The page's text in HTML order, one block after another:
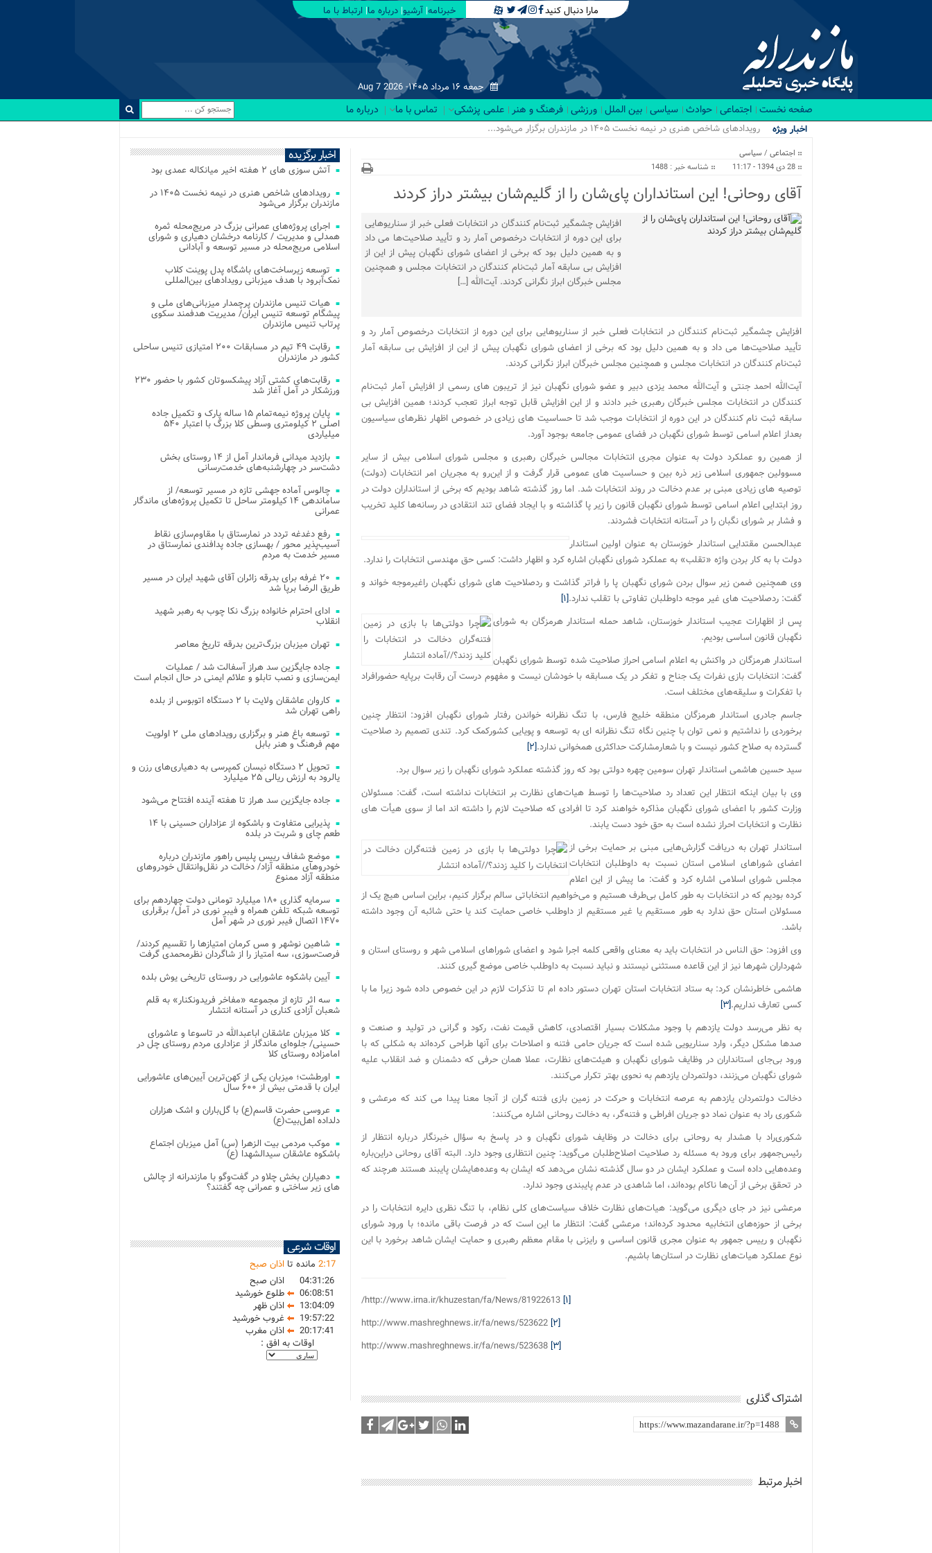
مارا دنبال کنید خبرنامه آرشیو درباره ما ارتباط با ما
جمعه ۱۶ مرداد ۱۴۰۵- Aug 7 2026
صفحه نخست اجتماعی حوادث سیاسی بین الملل ورزشی فرهنگ و هنر علمی پزشکی تماس با ما درباره ما
اخبار ویژه ا_
اجتماعی / سیاسی
28 دی 1394 - 11:17
شناسه خبر : 1488
آقای روحانی! این استانداران پای‌شان را از گلیم‌شان بیشتر دراز کردند
افزایش چشمگیر ثبت‌نام کنندگان در انتخابات فعلی خبر از سناریوهایی
برای این دوره از انتخابات درخصوص آمار رد و تأیید صلاحیت‌ها می داد
و به همین دلیل بود که برخی از اعضای شورای نگهبان پیش از این از
افزایش بی سابقه آمار ثبت‌نام کنندگان در انتخابات مجلس و همچنین
مجلس خبرگان ابراز نگرانی کردند. آیت‌الله […]
افزایش چشمگیر ثبت‌نام کنندگان در انتخابات فعلی خبر از سناریوهایی برای این دوره از انتخابات درخصوص آمار رد و
تأیید صلاحیت‌ها می داد و به همین دلیل بود که برخی از اعضای شورای نگهبان پیش از این از افزایش بی سابقه آمار
ثبت‌نام کنندگان در انتخابات مجلس و همچنین مجلس خبرگان ابراز نگرانی کردند.
آیت‌الله احمد جنتی و آیت‌الله محمد یزدی دبیر و عضو شورای نگهبان نیز از تریبون های رسمی از افزایش آمار ثبت‌نام
کنندگان در انتخابات مجلس خبرگان رهبری خبر دادند و از این افزایش قابل توجه ابراز تعجب کردند؛ همین افزایش بی
سابقه ثبت نام کنندگان در این دوره از انتخابات موجب شد تا حساسیت های زیادی در خصوص اظهار نظرهای سیاسیون
بعداز اعلام اسامی توسط شورای نگهبان در فضای عمومی جامعه بوجود آورد.
از همین رو عملکرد دولت به عنوان مجری انتخابات مجالس خبرگان رهبری و مجلس شورای اسلامی بیش از سایر
مسوولین جمهوری اسلامی زیر ذره بین و حساسیت های عمومی قرار گرفت و از این‌رو به مجریان امر انتخابات (دولت)
توصیه های زیادی مبنی بر عدم دخالت در روند انتخابات شد. اما روز گذشته شاهد بودیم که برخی از استانداران دولت در
روز ابتدایی اعلام اسامی توسط شورای نگهبان قانون را زیر پا گذاشته و با ایجاد فضای تند انتقادی در رسانه‌ها کلید تخریب
و فشار بر شورای نگبان را در آستانه انتخابات فشردند.
عبدالحسن مقتدایی استاندار خوزستان به عنوان اولین استاندار
دولت با به کار بردن واژه «تقلب» به عملکرد شورای نگهبان اشاره کرد و اظهار داشت: کسی حق مهندسی انتخابات را ندارد.
وی همچنین ضمن زیر سوال بردن شورای نگهبان پا را فراتر گذاشت و ردصلاحیت های شورای نگهبان راغیرموجه خواند و
گفت: ردصلاحیت های غیر موجه داوطلبان تفاوتی با تقلب ندارد.[۱]
پس از اظهارات عجیب استاندار خوزستان، شاهد حمله استاندار هرمزگان به شورای
نگهبان قانون اساسی بودیم.
استاندار هرمزگان در واکنش به اعلام اسامی احراز صلاحیت شده توسط شورای نگهبان
گفت: انتخابات بازی نفرات یک جناح و تفکر در یک مسابقه با خودشان نیست و مفهوم درست آن رقابت برپایه حضورافراد
با تفکرات و سلیقه‌های مختلف است.
جاسم جادری استاندار هرمزگان منطقه خلیج فارس، با تنگ نظرانه خواندن رفتار شورای نگهبان افزود: انتظار چنین
برخوردی را نداشتیم و نمی توان با چنین نگاه تنگ نظرانه ای به توسعه و پویایی کشورکمک کرد. تندی تصمیم رد صلاحیت
گسترده به صلاح کشور نیست و با شعارمشارکت حداکثری همخوانی ندارد.[۲]
سید حسین هاشمی استاندار تهران سومین چهره دولتی بود که روز گذشته عملکرد شورای نگهبان را زیر سوال برد.
وی با بیان اینکه انتظار این تعداد رد صلاحیت‌ها را توسط هیات‌های نظارت بر انتخابات نداشته است، گفت: مسئولان
وزارت کشور با اعضای شورای نگهبان مذاکره خواهند کرد تا افرادی که صلاحیت لازم را داشته اند اما از سوی هیأت های
نظارت و انتخابات احراز نشده است به حق خود دست یابند.
استاندار تهران به دریافت گزارش‌هایی مبنی بر حمایت برخی از
اعضای شوراهای اسلامی استان نسبت به داوطلبان انتخابات
مجلس شورای اسلامی اشاره کرد و گفت: ما پیش از این اعلام
کرده بودیم که در انتخابات به طور کامل بی‌طرف هستیم و می‌خواهیم انتخاباتی سالم برگزار کنیم، براین اساس هیچ یک از
مسئولان استان حق ندارد به طور مستقیم یا غیر مستقیم از داوطلب خاصی حمایت کند یا حتی شائبه آن وجود داشته
باشد.
وی افزود: حق الناس در انتخابات باید به معنای واقعی کلمه اجرا شود و اعضای شوراهای اسلامی شهر و روستای استان و
شهرداران شهرها نیز از این قاعده مستثنی نیستند و نباید نسبت به داوطلب خاصی موضع گیری کنند.
هاشمی خاطرنشان کرد: به ستاد انتخابات استان تهران دستور داده ام تا تذکرات لازم در این خصوص داده شود زیرا ما با
کسی تعارف نداریم.[۳]
به نظر می‌رسد دولت یازدهم با وجود مشکلات بسیار اقتصادی، کاهش قیمت نفت، رکود و گرانی در تولید و صنعت و
صدها مشکل دیگر، وارد سناریویی شده است که جریان حامی فتنه و اصلاحات برای آنها طراحی کرده‌اند به شکلی که با
ورود بی‌جای استانداران در وظایف شورای نگهبان و هیئت‌های نظارت، عملا همان حرفی که دشمنان و ضد انقلاب علیه
شورای نگهبان می‌زنند، دولتمردان یازدهم به نحوی بهتر تکرار می‌کنند.
دخالت دولتمردان یازدهم به عرصه انتخابات و حرکت در زمین بازی فتنه گران از آنجا معنا پیدا می کند که مرعشی و
شکوری راد به عنوان نماد دو جریان افراطی و فتنه‌گر، به دخالت روحانی اشاره می‌کنند:
شکوری‌راد با هشدار به روحانی برای دخالت در وظایف شورای نگهبان و در پاسخ به سؤال خبرنگار درباره انتظار از
رئیس‌جمهور برای ورود به مسئله رد صلاحیت اصلاح‌طلبان می‌گوید: چنین انتظاری وجود دارد. البته آقای روحانی دراین‌باره
وعده‌هایی داده است و عملکرد ایشان در دو سال گذشته نشان می‌دهد که ایشان به وعده‌هایشان پایبند هستند هرچند که
در تحقق برخی از آن‌ها ناکام بوده‌اند، اما شاهدی در عدم پایبندی وجود ندارد.
مرعشی نیز در جای دیگری می‌گوید: هیات‌های نظارت خلاف سیاست‌های کلی نظام، با تنگ نظری دایره انتخابات را در
برخی از حوزه‌های انتخابیه محدود کرده‌اند؛ مرعشی گفت: انتظار ما این است که در فرصت باقی مانده؛ با ورود شورای
نگهبان و رییس جمهور به عنوان مجری قانون اساسی و رایزنی با مقام معظم رهبری و حمایت ایشان شاهد برخورد با این
نوع عملکرد هیات‌های نظارت در استان‌ها باشیم.
[۱] http://www.irna.ir/khuzestan/fa/News/81922613/
[۲]
http://www.mashreghnews.ir/fa/news/523622
[۳]
http://www.mashreghnews.ir/fa/news/523638
اشتراک گذاری
اخبار مرتبط
اخبار برگزیده
آتش‌ سوزی‌ های ۲ هفته اخیر میانکاله عمدی بود
رویدادهای شاخص هنری در نیمه نخست ۱۴۰۵ در
مازندران برگزار می‌شود
اجرای پروژه‌های عمرانی بزرگ در مریج‌محله ثمره
همدلی و مدیریت / کارنامه درخشان دهیاری و شورای
اسلامی مریج‌محله در مسیر توسعه و آبادانی
توسعه زیرساخت‌های باشگاه پدل پوینت کلاب
نمک‌آبرود با هدف میزبانی رویدادهای بین‌المللی
هیات تنیس مازندران پرچمدار میزبانی‌های ملی و
پیشگام توسعه تنیس ایران/ مدیریت هدفمند سکوی
پرتاب تنیس مازندران
رقابت ۴۹ تیم در مسابقات ۲۰۰ امتیازی تنیس ساحلی
کشور در مازندران
رقابت‌های کشتی آزاد پیشکسوتان کشور با حضور ۲۳۰
ورزشکار در آمل آغاز شد
پایان پروژه نیمه‌تمام ۱۵ ساله پارک و تکمیل جاده
اصلی ۲ کیلومتری وسطی کلا بزرگ با اعتبار ۵۴۰
میلیاردی
بازدید میدانی فرماندار آمل از ۱۴ روستای بخش
دشت‌سر در چهارشنبه‌های خدمت‌رسانی
چالوس آماده جهشی تازه در مسیر توسعه/ از
ساماندهی ۱۴ کیلومتر ساحل تا تکمیل پروژه‌های ماندگار
عمرانی
رفع دغدغه تردد در نمارستاق با مقاوم‌سازی نقاط
آسیب‌پذیر محور / بهسازی جاده پدافندی نمارستاق در
مسیر خدمت به مردم
۲۰ غرفه برای بدرقه زائران آقای شهید ایران در مسیر
طریق الرضا برپا شد
ادای احترام خانواده بزرگ نکا چوب به رهبر شهید
انقلاب
تهران میزبان بزرگ‌ترین بدرقه تاریخ معاصر
جاده جایگزین سد هراز آسفالت شد / عملیات
ایمن‌سازی و نصب تابلو و علائم ایمنی در حال انجام است
کاروان عاشقان ولایت با ۲ دستگاه اتوبوس از بلده
راهی تهران شد
توسعه باغ هنر و برگزاری رویدادهای ملی ۲ اولویت
مهم فرهنگ و هنر بابل
تحویل ۲ دستگاه نیسان کمپرسی به دهیاری‌های رزن و
یالرود به ارزش ریالی ۲۵ میلیارد
جاده جایگزین سد هراز تا هفته آینده افتتاح می‌شود
پذیرایی متفاوت و باشکوه از عزاداران حسینی با ۱۴
طعم چای و شربت در بلده
موضع شفاف رییس پلیس راهور مازندران درباره
خودروهای منطقه آزاد/ دخالت در نقل‌وانتقال خودروهای
منطقه آزاد ممنوع
سرمایه گذاری ۱۸۰ میلیارد تومانی دولت چهاردهم برای
توسعه شبکه تلفن همراه و فیبر نوری در آمل/ برقراری
۱۴۷۰ اتصال فیبر نوری در شهر آمل
شاهین نوشهر و مس کرمان امتیازها را تقسیم کردند/
فرصت‌سوزی، سه امتیاز را از شاگردان نظرمحمدی گرفت
آیین باشکوه عاشورایی در روستای تاریخی یوش بلده
سه اثر تازه از مجموعه «مفاخر فریدونکنار» به قلم
شعبان آزادی کناری در آستانه انتشار
کلا میزبان عاشقان اباعبدالله در تاسوعا و عاشورای
حسینی/ جلوه‌ای ماندگار از عزاداری مردم روستای چل در
امامزاده روستای کلا
اورطشت؛ میزبان یکی از کهن‌ترین آیین‌های عاشورایی
ایران با قدمتی بیش از ۶۰۰ سال
عروسی حضرت قاسم(ع) با گل‌باران و اشک هزاران
دلداده اهل‌بیت(ع)
موکب مردمی بیت‌ الزهرا (س) آمل میزبان اجتماع
باشکوه عاشقان سیدالشهدا (ع)
دهیاران بخش چلاو در گفت‌وگو با مازندرانه از چالش
های زیر ساختی و عمرانی چه گفتند؟
اوقات شرعی
2:17 مانده تا اذان صبح
04:31:26
اذان صبح
06:08:51
طلوع خورشید
13:04:09
اذان ظهر
19:57:22
غروب خورشید
20:17:41
اذان مغرب
اوقات به افق :